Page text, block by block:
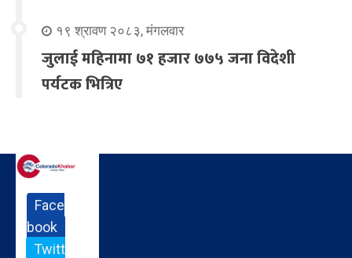
१९ श्रावण २०८३, मंगलवार
जुलाई महिनामा ७१ हजार ७७५ जना विदेशी
पर्यटक भित्रिए
Face
book
Twitt